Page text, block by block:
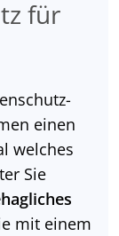
für
einen
welches
Sie
mit einem